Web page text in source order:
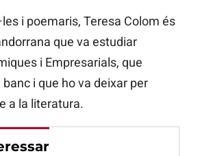
i poemaris, Teresa Colom és
que va estudiar
i Empresarials, que
i que ho va deixar per
a la literatura.